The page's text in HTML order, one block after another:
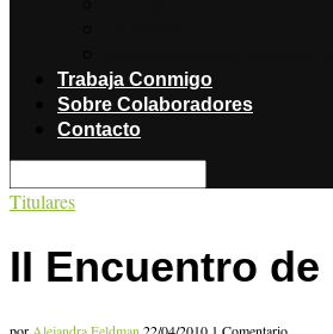
Trabaja Conmigo
Sobre Colaboradores
Contacto
Titulares
II Encuentro